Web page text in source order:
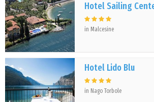
Hotel Sailing
in Malcesine
Hotel Lido Blu
in Nago Torbole